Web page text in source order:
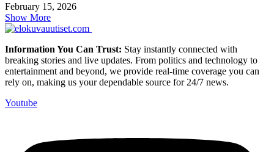
February 15, 2026
Show More
Information You Can Trust: Stay instantly connected with
breaking stories and live updates. From politics and technology to
entertainment and beyond, we provide real-time coverage you can
rely on, making us your dependable source for 24/7 news.
Youtube